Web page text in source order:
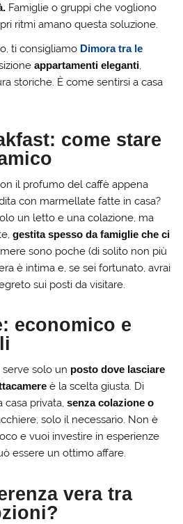
Famiglie o gruppi che vogliono
ritmi amano questa soluzione.
ti consigliamo Dimora tra le
appartamenti eleganti,
storiche. È come sentirsi a casa
come stare
il profumo del caffè appena
con marmellate fatte in casa?
un letto e una colazione, ma
gestita spesso da famiglie che ci
sono poche (di solito non più
è intima e, se sei fortunato, avrai
sui posti da visitare.
economico e
solo un posto dove lasciare
è la scelta giusta. Di
casa privata,senza colazione o
solo il necessario. Non è
e vuoi investire in esperienze
essere un ottimo affare.
vera tra